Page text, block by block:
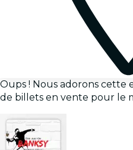
Oups ! Nous adorons cette
de billets en vente pour le